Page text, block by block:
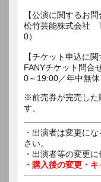
【公演に関するお問
松竹芸能株式会社
0）
【チケット申込に
FANYチケット問
0～19:00／年中無休
※前売券が完売した
す。
・出演者は変更に
さい。
・出演者等の変更
・購入後の変更・